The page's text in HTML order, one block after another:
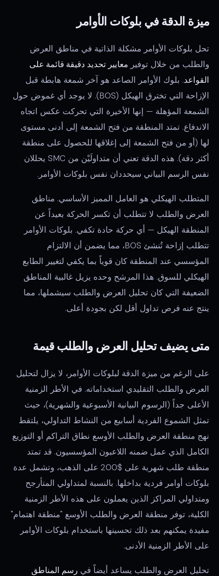
ميزة الدقة في بلوكات الأوامر
تحل بلوكات الأوامر مشكلة الذاتية في مناطق العرض
والطلب من خلال توفير معايير تحديد دقيقة قائمة على
القواعد. بلوك الأوامر الصاعد هو آخر شمعة هابطة قبل
الإزاحة التي تخترق الهيكل (BOS). لا يوجد أي غموض حول
الشمعة المؤهلة — إنها الأخيرة التي تحركت عكس اتجاه
الاندفاع. تمتد المنطقة من فتح الشمعة إلى أدنى مستوى
لها (أو من فتح الشمعة إلى إغلاقها للحصول على منطقة
أكثر دقة). هذه الدقة تعني أن متداولَيْن من SMC يحللان
نفس الرسم البياني سيحددان نفس بلوكات الأوامر.
المتطلب الهيكلي هو العامل المميز الأساسي. مناطق
العرض والطلب لا تتطلب أن تكسر الحركة بعيداً عن
المنطقة الهيكل — أي حركة حادة تكفي. بلوكات الأوامر
تتطلب إزاحة تُنشئ BOS، مما يضمن أن الالتزام
المؤسسي عند المنطقة كان قوياً بما يكفي لتغيير الطابع
الهيكلي للسوق. هذا المرشح وحده يزيل غالبية المناطق
الضعيفة التي كان تحليل العرض والطلب سيشملها، مما
ينتج عنه فرص تداول أقل لكن بجودة أعلى.
متى يضيف تحليل العرض والطلب قيمة
على الرغم من ميزة الدقة لبلوكات الأوامر، لا يزال لتحليل
العرض والطلب التقليدي استخداماته. في الأطر الزمنية
الأعلى جداً (الرسوم البيانية الأسبوعية والشهرية)، حيث
تمثل الشموع الفردية أسابيع من النشاط التداولي، يلتقط
نهج منطقة العرض والطلب الأوسع نطاق التراكم أو التوزيع
الكامل الذي عمل ضمنه اللاعبون المؤسسيون. قد تمتد
منطقة طلب شهرية على $200 على الذهب، وتشمل عدة
بلوكات أوامر فردية بداخلها. بالنسبة لمتداولي المتأرجح
ومتداولي المراكز الذين يعملون على هذه الأطر الزمنية
الكلية، توفر منطقة العرض والطلب الأوسع "منطقة اهتمام"
مفيدة يمكنهم بعد ذلك تحسينها باستخدام بلوكات الأوامر
على الأطر الزمنية الأدنى.
تحليل العرض والطلب يساعد أيضاً في رسم المناطق